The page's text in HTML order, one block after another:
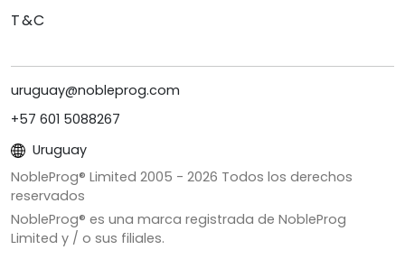
T&C
uruguay@nobleprog.com
+57 601 5088267
Uruguay
NobleProg® Limited 2005 - 2026 Todos los derechos
reservados
NobleProg® es una marca registrada de NobleProg
Limited y / o sus filiales.